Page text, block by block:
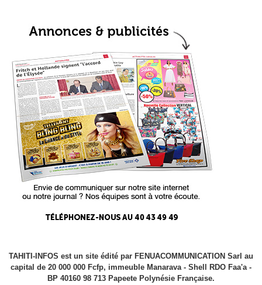
TAHITI-INFOS est un site édité par FENUACOMMUNICATION Sarl au
capital de 20 000 000 Fcfp, immeuble Manarava - Shell RDO Faa'a -
BP 40160 98 713 Papeete Polynésie Française.